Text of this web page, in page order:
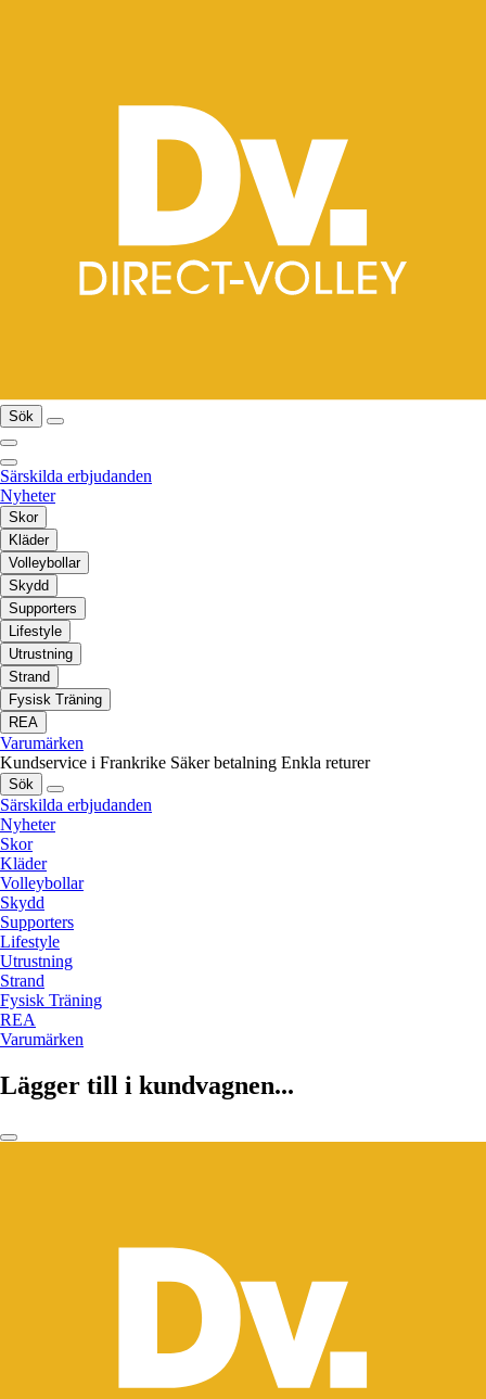
Sök
Särskilda erbjudanden
Nyheter
Skor
Kläder
Volleybollar
Skydd
Supporters
Lifestyle
Utrustning
Strand
Fysisk Träning
REA
Varumärken
Kundservice i Frankrike Säker betalning Enkla returer
Sök
Särskilda erbjudanden
Nyheter
Skor
Kläder
Volleybollar
Skydd
Supporters
Lifestyle
Utrustning
Strand
Fysisk Träning
REA
Varumärken
Lägger till i kundvagnen...